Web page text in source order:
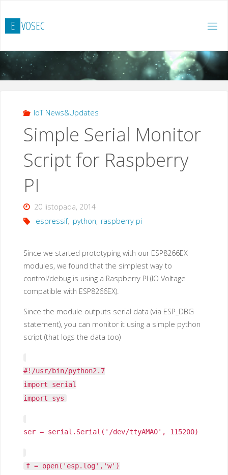
do
treści
E VOSEC
IoT News&Updates
Simple Serial Monitor
Script for Raspberry
PI
20 listopada, 2014
espressif, python, raspberry pi
Since we started prototyping with our ESP8266EX
modules, we found that the simplest way to
control/debug is using a Raspberry PI (IO Voltage
compatible with ESP8266EX).
Since the module outputs serial data (via ESP_DBG
statement), you can monitor it using a simple python
script (that logs the data too)
#!/usr/bin/python2.7
import serial
import sys
ser = serial.Serial('/dev/ttyAMA0', 115200)
f = open('esp.log','w')